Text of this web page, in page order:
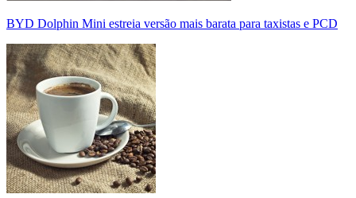
BYD Dolphin Mini estreia versão mais barata para taxistas e PCD